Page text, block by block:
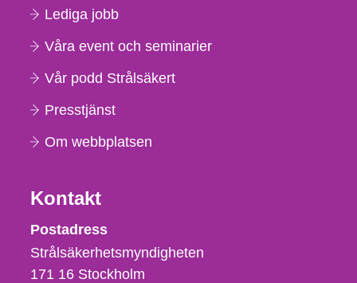
Lediga jobb
Våra event och seminarier
Vår podd Strålsäkert
Presstjänst
Om webbplatsen
Kontakt
Strålsäkerhetsmyndigheten
Postadress
Strålsäkerhetsmyndigheten
171 16 Stockholm